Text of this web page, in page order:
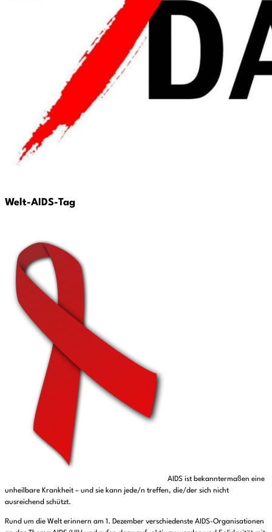
Welt-AIDS-Tag
AIDS ist bekanntermaßen eine
unheilbare Krankheit – und sie kann jede/n treffen, die/der sich nicht
ausreichend schützt.
Rund um die Welt erinnern am 1. Dezember verschiedenste AIDS-Organisationen